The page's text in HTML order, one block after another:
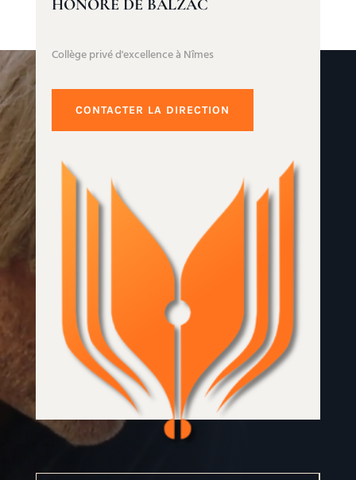
HONORÉ DE BALZAC
Collège privé d'excellence à Nîmes
CONTACTER LA DIRECTION